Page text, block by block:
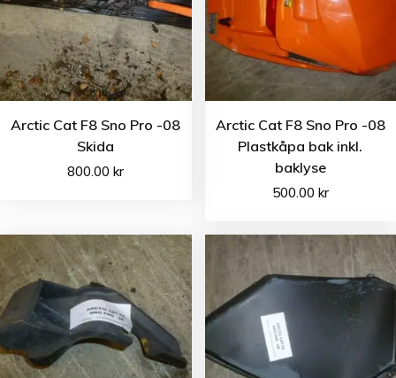
Arctic Cat F8 Sno Pro -08
Skida
800.00kr
Arctic Cat F8 Sno Pro -08
Plastkåpa bak inkl.
baklyse
500.00 kr